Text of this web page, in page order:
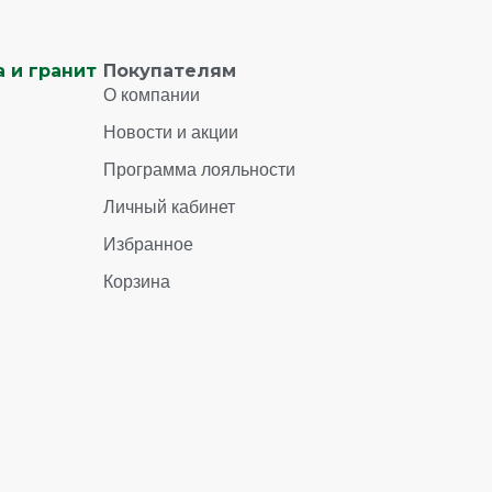
и гранит Покупателям
О компании
Новости и акции
Программа лояльности
Личный кабинет
Избранное
Корзина